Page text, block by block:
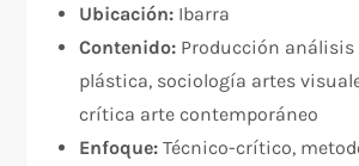
Ubicación: Ibarra
Contenido: Producción análisis
plástica, sociología artes
crítica arte contemporáneo
Enfoque: Técnico-crítico,